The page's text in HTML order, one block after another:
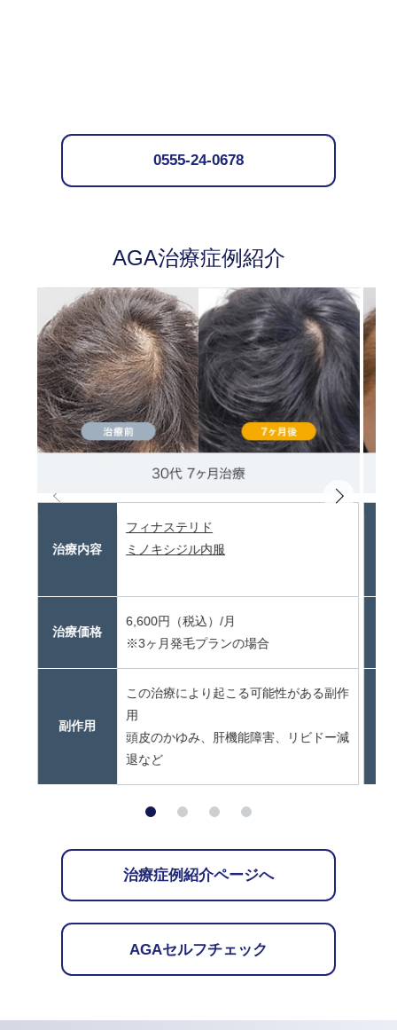
0555-24-0678
AGA治療症例紹介
治療内容
フィナステリド
ミノキシジル内服
治療価格
6,600円（税込）/月
※3ヶ月発毛プランの場合
副作用
この治療により起こる可能性がある副作
用
頭皮のかゆみ、肝機能障害、リビドー減
退など
治療症例紹介ページへ
AGAセルフチェック